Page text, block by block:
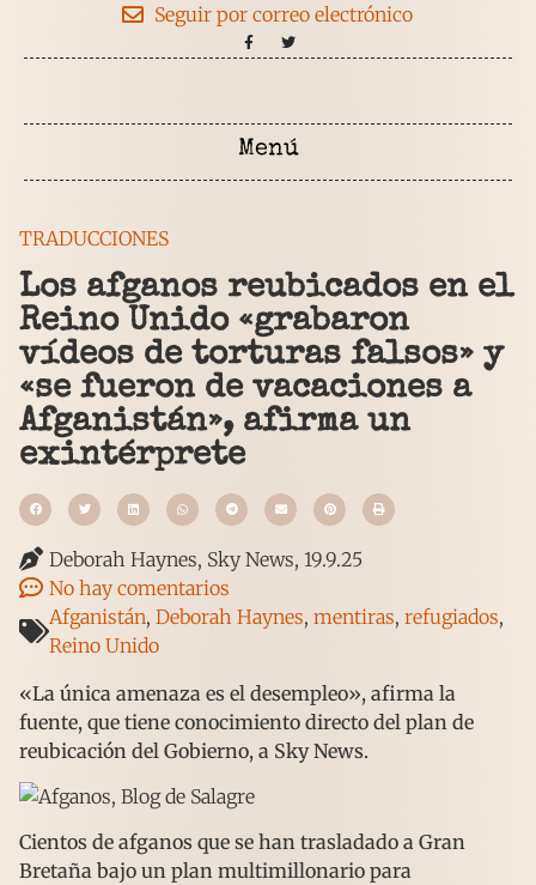
Seguir por correo electrónico
TRADUCCIONES
Los afganos reubicados en el
Reino Unido «grabaron
vídeos de torturas falsos» y
«se fueron de vacaciones a
Afganistán», afirma un
exintérprete
Deborah Haynes, Sky News, 19.9.25
No hay comentarios
Afganistán, Deborah Haynes, mentiras, refugiados,
Reino Unido
«La única amenaza es el desempleo», afirma la
fuente, que tiene conocimiento directo del plan de
reubicación del Gobierno, a Sky News.
Cientos de afganos que se han trasladado a Gran
Bretaña bajo un plan multimillonario para